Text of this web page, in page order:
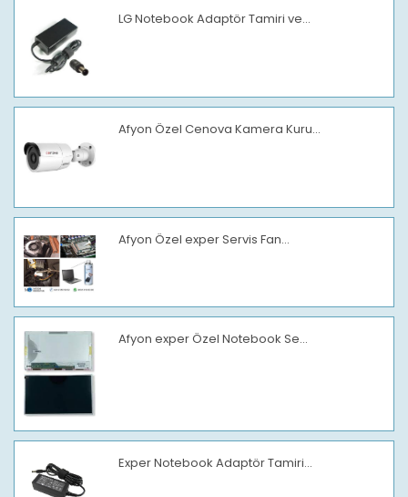
LG Notebook Adaptör Tamiri ve...
Afyon Özel Cenova Kamera Kuru...
Afyon Özel exper Servis Fan...
Afyon exper Özel Notebook Se...
Exper Notebook Adaptör Tamiri...